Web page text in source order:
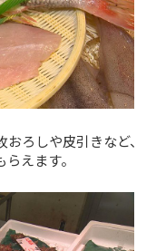
ろしや皮引きなど、
えます。